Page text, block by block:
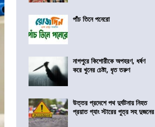
পাঁচ তিনে পনেরো
নাগপুরে কিশোরীকে অপহরণ, ধর্ষণ
করে খুনের চেষ্টা, ধৃত তরুণ
উত্তর প্রদেশে পথ দুর্ঘটনায় নিহত
প্রয়াত গ্যাং স্টারের পুত্র সহ দুজনের